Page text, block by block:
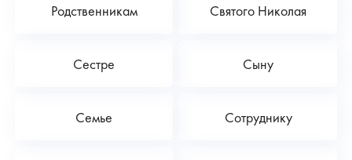
Родственникам Святого Николая
Сестре Сыну
Семье Сотруднику